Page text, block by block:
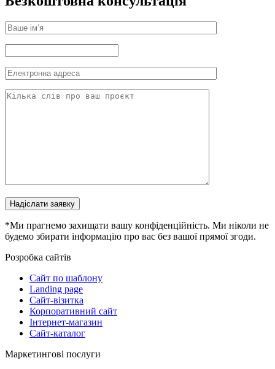
Надіслати заявку
*Ми прагнемо захищати вашу конфіденційність. Ми ніколи не
будемо збирати інформацію про вас без вашої прямої згоди.
Розробка сайтів
Сайт по шаблону
Landing page
Сайт-візитка
Корпоративний сайт
Інтернет-магазин
Сайт-каталог
Маркетингові послуги